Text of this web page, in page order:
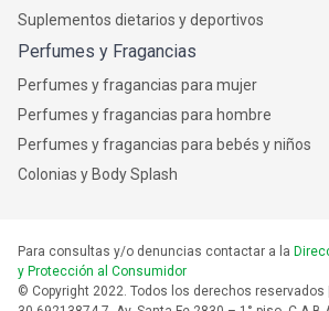
Suplementos dietarios y deportivos
Perfumes y Fragancias
Perfumes y fragancias para mujer
Perfumes y fragancias para hombre
Perfumes y fragancias para bebés y niños
Colonias y Body Splash
Para consultas y/o denuncias contactar a la
y Protección al Consumidor
© Copyright 2022. Todos los derechos reservados